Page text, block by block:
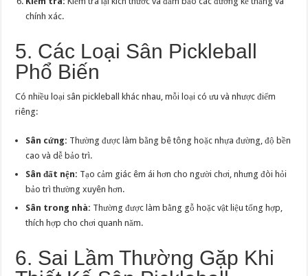
chính xác.
5. Các Loại Sân Pickleball
Phổ Biến
Có nhiều loại sân pickleball khác nhau, mỗi loại có ưu và nhược điểm
riêng:
Sân cứng: Thường được làm bằng bê tông hoặc nhựa đường, độ bền
cao và dễ bảo trì.
Sân đất nện: Tạo cảm giác êm ái hơn cho người chơi, nhưng đòi hỏi
bảo trì thường xuyên hơn.
Sân trong nhà: Thường được làm bằng gỗ hoặc vật liệu tổng hợp,
thích hợp cho chơi quanh năm.
6. Sai Lầm Thường Gặp Khi